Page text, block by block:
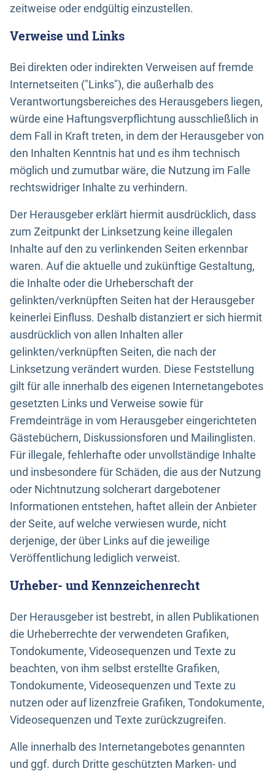
zeitweise oder endgültig einzustellen.
Verweise und Links
Bei direkten oder indirekten Verweisen auf fremde
Internetseiten ("Links"), die außerhalb des
Verantwortungsbereiches des Herausgebers liegen,
würde eine Haftungsverpflichtung ausschließlich in
dem Fall in Kraft treten, in dem der Herausgeber von
den Inhalten Kenntnis hat und es ihm technisch
möglich und zumutbar wäre, die Nutzung im Falle
rechtswidriger Inhalte zu verhindern.
Der Herausgeber erklärt hiermit ausdrücklich, dass
zum Zeitpunkt der Linksetzung keine illegalen
Inhalte auf den zu verlinkenden Seiten erkennbar
waren. Auf die aktuelle und zukünftige Gestaltung,
die Inhalte oder die Urheberschaft der
gelinkten/verknüpften Seiten hat der Herausgeber
keinerlei Einfluss. Deshalb distanziert er sich hiermit
ausdrücklich von allen Inhalten aller
gelinkten/verknüpften Seiten, die nach der
Linksetzung verändert wurden. Diese Feststellung
gilt für alle innerhalb des eigenen Internetangebotes
gesetzten Links und Verweise sowie für
Fremdeinträge in vom Herausgeber eingerichteten
Gästebüchern, Diskussionsforen und Mailinglisten.
Für illegale, fehlerhafte oder unvollständige Inhalte
und insbesondere für Schäden, die aus der Nutzung
oder Nichtnutzung solcherart dargebotener
Informationen entstehen, haftet allein der Anbieter
der Seite, auf welche verwiesen wurde, nicht
derjenige, der über Links auf die jeweilige
Veröffentlichung lediglich verweist.
Urheber- und Kennzeichenrecht
Der Herausgeber ist bestrebt, in allen Publikationen
die Urheberrechte der verwendeten Grafiken,
Tondokumente, Videosequenzen und Texte zu
beachten, von ihm selbst erstellte Grafiken,
Tondokumente, Videosequenzen und Texte zu
nutzen oder auf lizenzfreie Grafiken, Tondokumente,
Videosequenzen und Texte zurückzugreifen.
Alle innerhalb des Internetangebotes genannten
und ggf. durch Dritte geschützten Marken- und